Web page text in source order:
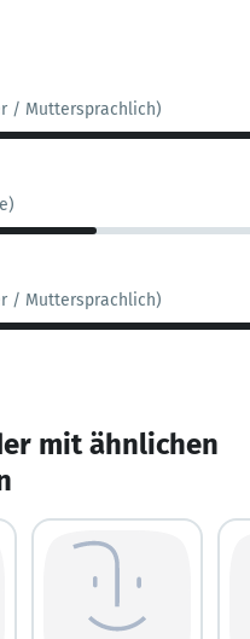
/ Muttersprachlich)
/ Muttersprachlich)
mit ähnlichen